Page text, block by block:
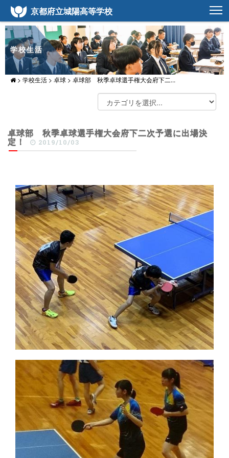
学校生活
> 学校生活 > 卓球 > 卓球部 秋季卓球選手権大会府下二...
卓球部 秋季卓球選手権大会府下二次予選に出場決
定！
2019/10/03
京都府立城陽高等学校